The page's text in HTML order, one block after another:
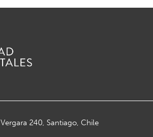
Vergara 240, Santiago, Chile